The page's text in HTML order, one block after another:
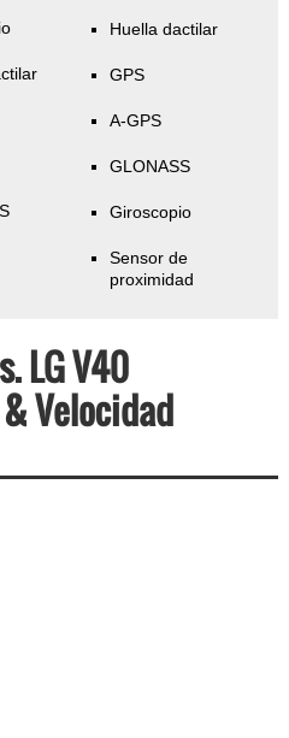
Huella dactilar
GPS
A-GPS
GLONASS
Giroscopio
Sensor de
proximidad
LG V40
Velocidad